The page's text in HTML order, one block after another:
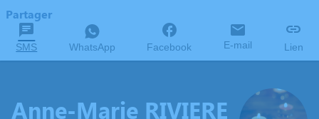
Partager
SMS WhatsApp Facebook E-mail Lien
Anne-Marie RIVIERE